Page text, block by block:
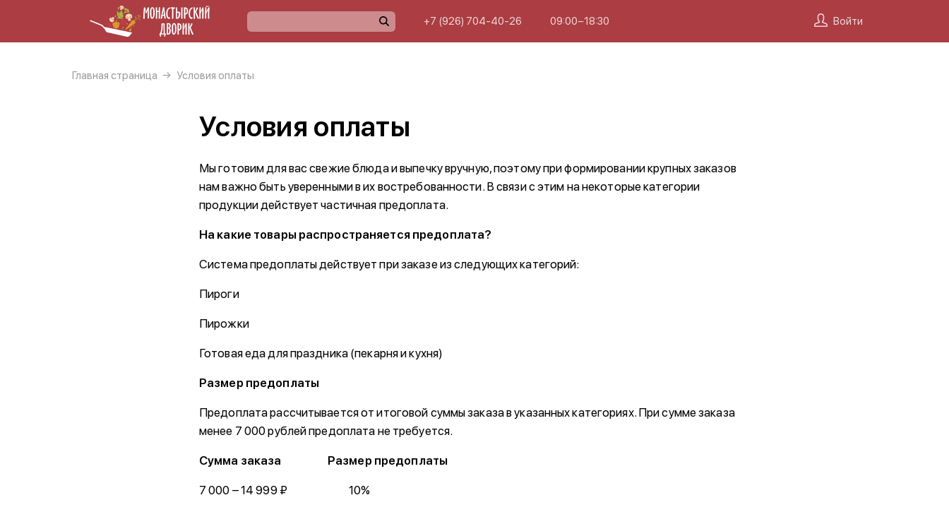
+7 (926) 704-40-26 09:00−18:30 Войти
Главная страница Условия оплаты
Условия оплаты
Мы готовим для вас свежие блюда и выпечку вручную, поэтому при формировании крупных заказов
нам важно быть уверенными в их востребованности. В связи с этим на некоторые категории
продукции действует частичная предоплата.
На какие товары распространяется предоплата?
Система предоплаты действует при заказе из следующих категорий:
Пироги
Пирожки
Готовая еда для праздника (пекарня и кухня)
Размер предоплаты
Предоплата рассчитывается от итоговой суммы заказа в указанных категориях. При сумме заказа
менее 7 000 рублей предоплата не требуется.
Сумма заказа Размер предоплаты
7 000 – 14 999 ₽ 10%